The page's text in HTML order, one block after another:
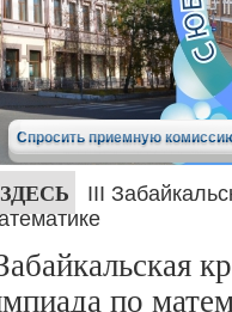
Спросить приемную
III
по